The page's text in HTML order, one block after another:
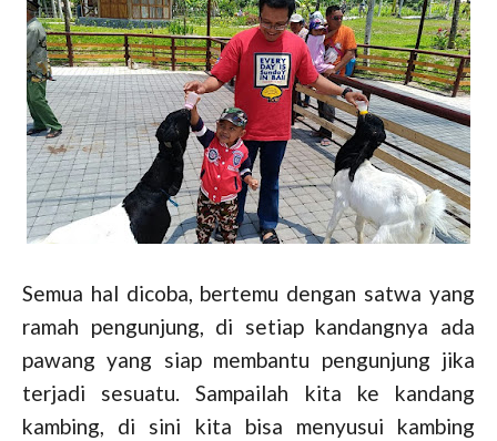
Semua hal dicoba, bertemu dengan satwa yang
ramah pengunjung, di setiap kandangnya ada
pawang yang siap membantu pengunjung jika
terjadi sesuatu. Sampailah kita ke kandang
kambing, di sini kita bisa menyusui kambing